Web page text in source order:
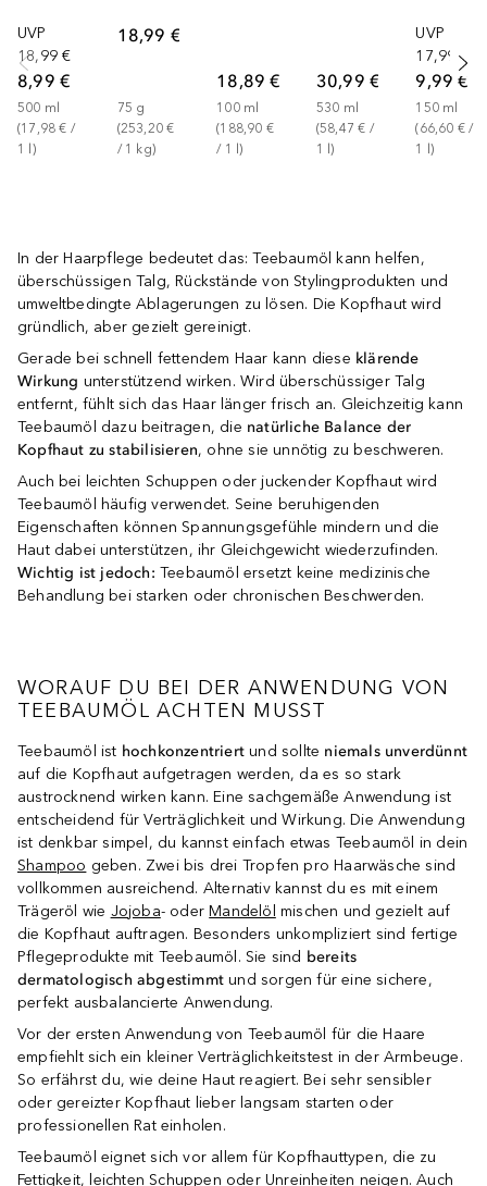
UVP
18,99 €
8,99 €
500 ml
(17,98 € /
1
)
18,99 €
75 g
(253,20 €
/ 1 kg)
18,89 €
100 ml
(188,90 €
/ 1 l)
30,99 €
530 ml
(58,47 € /
1
l)
UVP
17,99 €
9,99 €
150 ml
(66,60 € /
1
)
In der Haarpflege bedeutet das: Teebaumöl kann helfen,
überschüssigen Talg, Rückstände von Stylingprodukten und
umweltbedingte Ablagerungen zu lösen. Die Kopfhaut wird
gründlich, aber gezielt gereinigt.
Gerade bei schnell fettendem Haar kann diese klärende
Wirkung unterstützend wirken. Wird überschüssiger Talg
entfernt, fühlt sich das Haar länger frisch an. Gleichzeitig kann
Teebaumöl dazu beitragen, die natürliche Balance der
Kopfhaut zu stabilisieren, ohne sie unnötig zu beschweren.
Auch bei leichten Schuppen oder juckender Kopfhaut wird
Teebaumöl häufig verwendet. Seine beruhigenden
Eigenschaften können Spannungsgefühle mindern und die
Haut dabei unterstützen, ihr Gleichgewicht wiederzufinden.
Wichtig ist jedoch: Teebaumöl ersetzt keine medizinische
Behandlung bei starken oder chronischen Beschwerden.
WORAUF DU BEI DER ANWENDUNG VON
TEEBAUMÖL ACHTEN MUSST
Teebaumöl ist hochkonzentriert und sollte niemals unverdünnt
auf die Kopfhaut aufgetragen werden, da es so stark
austrocknend wirken kann. Eine sachgemäße Anwendung ist
entscheidend für Verträglichkeit und Wirkung. Die Anwendung
ist denkbar simpel, du kannst einfach etwas Teebaumöl in dein
Shampoo geben. Zwei bis drei Tropfen pro Haarwäsche sind
vollkommen ausreichend. Alternativ kannst du es mit einem
Trägeröl wie Jojoba- oderMandelöl mischen und gezielt auf
die Kopfhaut auftragen. Besonders unkompliziert sind fertige
Pflegeprodukte mit Teebaumöl. Sie sind bereits
dermatologisch abgestimmt und sorgen für eine sichere,
perfekt ausbalancierte Anwendung.
Vor der ersten Anwendung von Teebaumöl für die Haare
empfiehlt sich ein kleiner Verträglichkeitstest in der Armbeuge.
So erfährst du, wie deine Haut reagiert. Bei sehr sensibler
oder gereizter Kopfhaut lieber langsam starten oder
professionellen Rat einholen.
Teebaumöl eignet sich vor allem für Kopfhauttypen, die zu
Fettigkeit, leichten Schuppen oder Unreinheiten neigen. Auch